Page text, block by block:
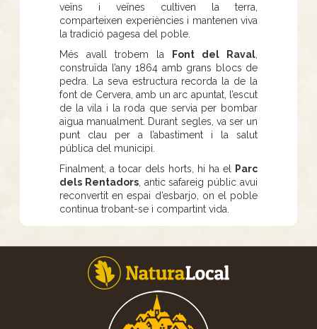
veïns i veïnes cultiven la terra,
comparteixen experiències i mantenen viva
la tradició pagesa del poble.
Més avall trobem la
Font del Raval
construïda l’any 1864 amb grans blocs de
pedra. La seva estructura recorda la de la
font de Cervera, amb un arc apuntat, l’escut
de la vila i la roda que servia per bombar
aigua manualment. Durant segles, va ser un
punt clau per a l’abastiment i la salut
pública del municipi.
Finalment, a tocar dels horts, hi ha el
Parc
dels Rentadors, antic safareig públic avui
reconvertit en espai d’esbarjo, on el poble
continua trobant-se i compartint vida.